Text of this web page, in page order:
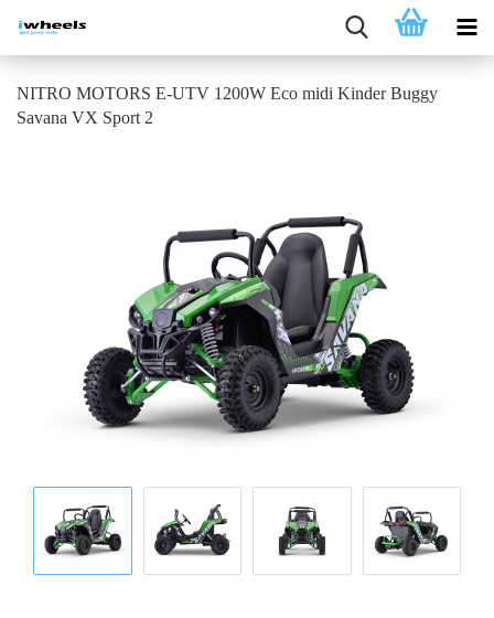
NITRO MOTORS E-UTV 1200W Eco midi Kinder Buggy
Savana VX Sport 2